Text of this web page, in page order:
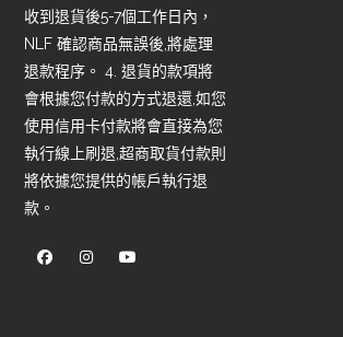
收到退貨後5-7個工作日內，
NLF 確認商品無誤後,將處理
退款程序。 4. 退貨的款項將
會根據您付款的方式退還,如您
使用信用卡付款將會直接為您
執行線上刷退,超商取貨付款則
將依據您提供的帳戶執行退
款。